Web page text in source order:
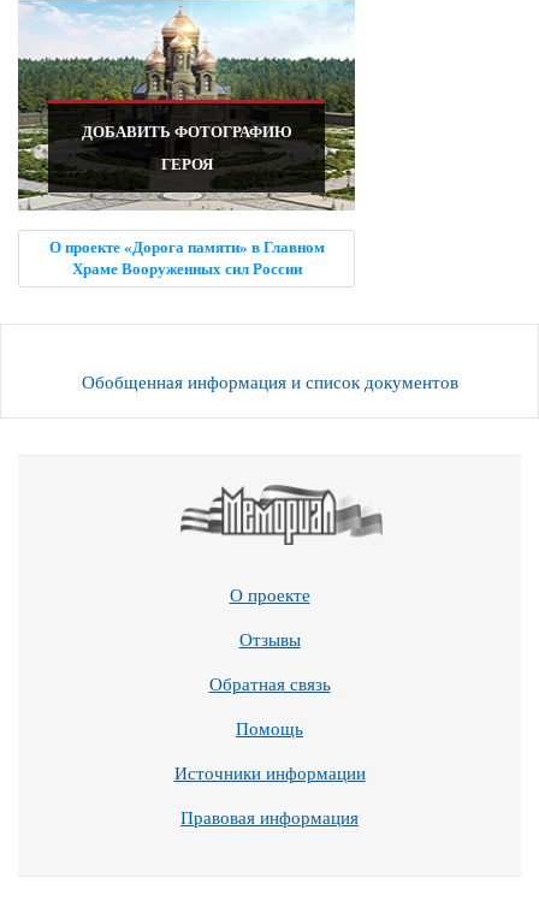
ДОБАВИТЬ ФОТОГРАФИЮ
ГЕРОЯ
О проекте «Дорога памяти» в Главном
Храме Вооруженных сил России
Обобщенная информация и список документов
О проекте
Отзывы
Обратная связь
Помощь
Источники информации
Правовая информация